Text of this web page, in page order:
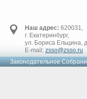
Наш адрес: 620031,
г. Екатеринбург,
ул. Бориса Ельцина,
E-mail: zsso@zsso.ru
Законодательное